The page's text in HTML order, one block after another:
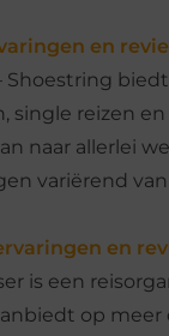
en
Shoestring
single reizen
naar allerlei
variërend
en
is een
op meer